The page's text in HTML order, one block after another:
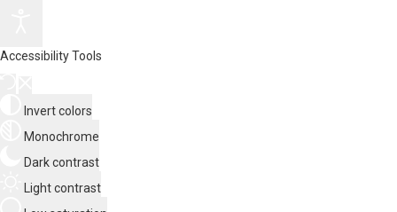
Accessibility Tools
Invert colors
Monochrome
Dark contrast
Light contrast